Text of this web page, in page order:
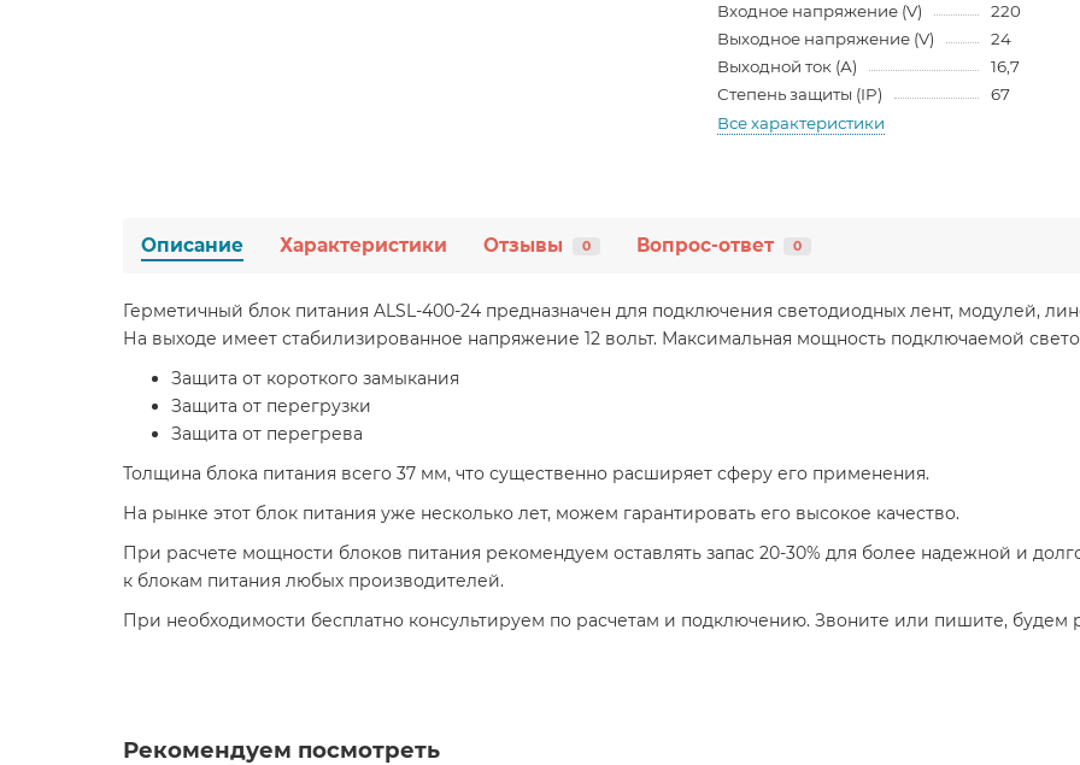
Входное напряжение (V)
220
Выходное напряжение (V)
24
Выходной ток (А)
16,7
Степень защиты (IP)
67
Все характеристики
Описание Характеристики Отзывы 0 Вопрос-ответ 0
Герметичный блок питания ALSL-400-24 предназначен для подключения светодиодных лент, модулей,
На выходе имеет стабилизированное напряжение 12 вольт. Максимальная мощность подключаемой
Защита от короткого замыкания
Защита от перегрузки
Защита от перегрева
Толщина блока питания всего 37 мм, что существенно расширяет сферу его применения.
На рынке этот блок питания уже несколько лет, можем гарантировать его высокое качество.
При расчете мощности блоков питания рекомендуем оставлять запас 20-30% для более надежной и
к блокам питания любых производителей.
При необходимости бесплатно консультируем по расчетам и подключению. Звоните или пишите, будем
Рекомендуем посмотреть